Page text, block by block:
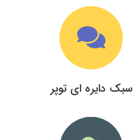
سبک دایره ای توپر